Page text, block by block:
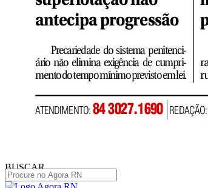
BUSCAR